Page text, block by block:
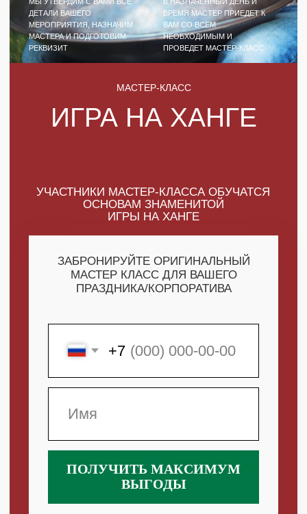
ЗАБРОНИРУЙТЕ ОРИГИНАЛЬНЫЙ
МАСТЕР КЛАСС ДЛЯ ВАШЕГО
ПОЛУЧИТЬ МАКСИМУМ
ВЫГОДЫ
ИГРА НА ХАНГЕ
УЧАСТНИКИ МАСТЕР-КЛАССА ОБУЧАТСЯ
СКАЧАТЬ КАТАЛОГ